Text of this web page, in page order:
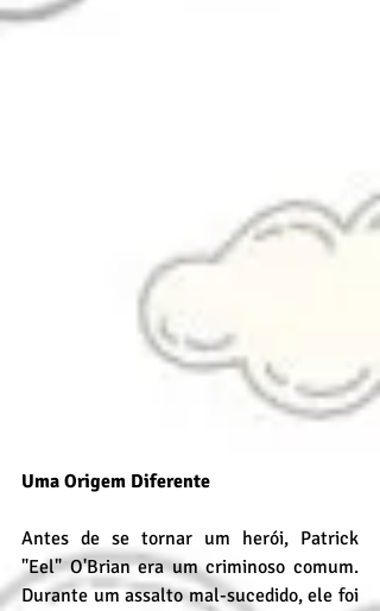
Uma Origem Diferente
Antes de se tornar um herói, Patrick
"Eel" O'Brian era um criminoso comum.
Durante um assalto mal-sucedido, ele foi